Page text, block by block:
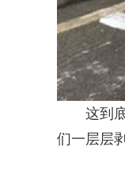
这到
们一层层